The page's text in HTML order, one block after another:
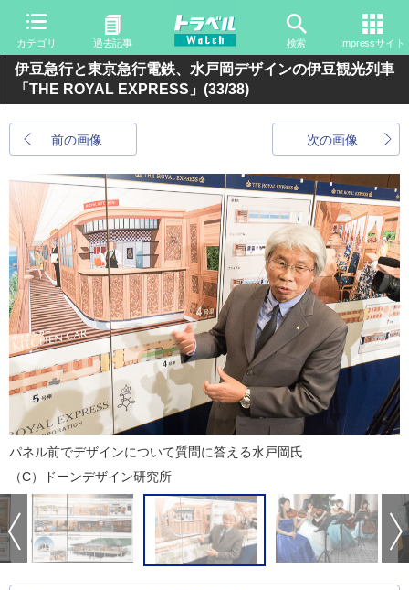
カテゴリ 過去記事 検索 Impressサイト
伊豆急行と東京急行電鉄、水戸岡デザインの伊豆観光列車
「THE ROYAL EXPRESS」 (33/38)
前の画像 次の画像
パネル前でデザインについて質問に答える水戸岡氏
（C）ドーンデザイン研究所